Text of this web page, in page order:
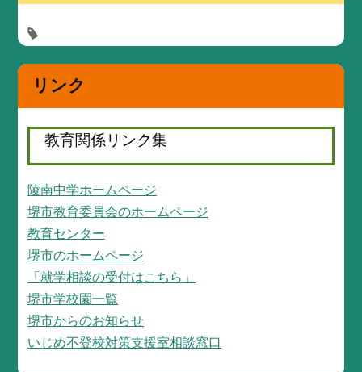
リンク
教育関係リンク集
陵南中学ホームページ
堺市教育委員会のホームページ
教育センター
堺市のホームページ
「就学相談の受付はこちら」
堺市学校園一覧
堺市からのお知らせ
いじめ不登校対策支援室相談窓口